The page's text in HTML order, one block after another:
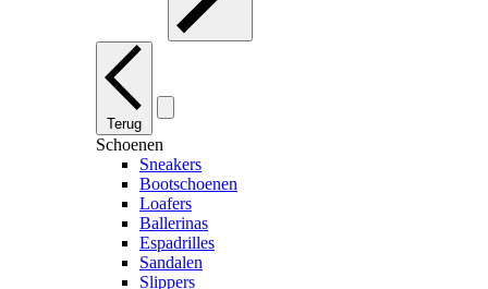
Terug
Schoenen
Sneakers
Bootschoenen
Loafers
Ballerinas
Espadrilles
Sandalen
Slippers